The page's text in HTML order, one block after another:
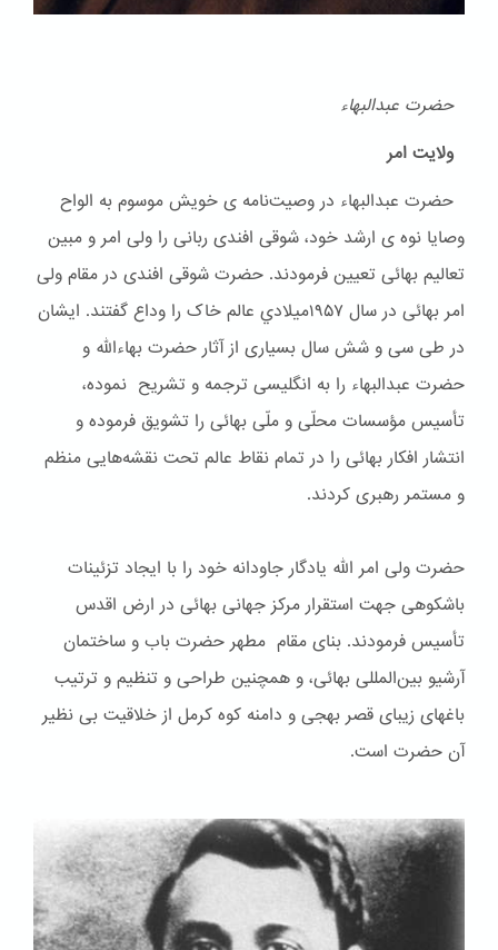
حضرت عبدالبهاء
ولایت امر
حضرت عبدالبهاء در وصیت‌نامه ی خویش موسوم به الواح
وصایا نوه ی ارشد خود، شوقی افندی ربانی را ولی امر و مبین
تعالیم بهائی تعیین فرمودند. حضرت شوقی افندی در مقام ولی
امر بهائی در سال ۱۹۵۷ميلادي عالم خاک را وداع گفتند. ایشان
در طی سی و شش سال بسیاری از آثار حضرت بهاءالله و
حضرت عبدالبهاء را به انگلیسی ترجمه و تشریح نموده،
تأسیس مؤسسات محلّی و ملّی بهائی را تشویق فرموده و
انتشار افکار بهائی را در تمام نقاط عالم تحت نقشه‌هایی منظم
و مستمر رهبری کردند.
حضرت ولی امر الله یادگار جاودانه خود را با ایجاد تزئینات
باشكوهی جهت استقرار مرکز جهانی بهائی در ارض اقدس
تأسیس فرمودند. بنای مقام مطهر حضرت باب و ساختمان
آرشیو بین‌المللی بهائی، و همچنین طراحی و تنظیم و ترتیب
باغهای زیبای قصر بهجی و دامنه کوه کرمل از خلاقیت بی نظیر
آن حضرت است.